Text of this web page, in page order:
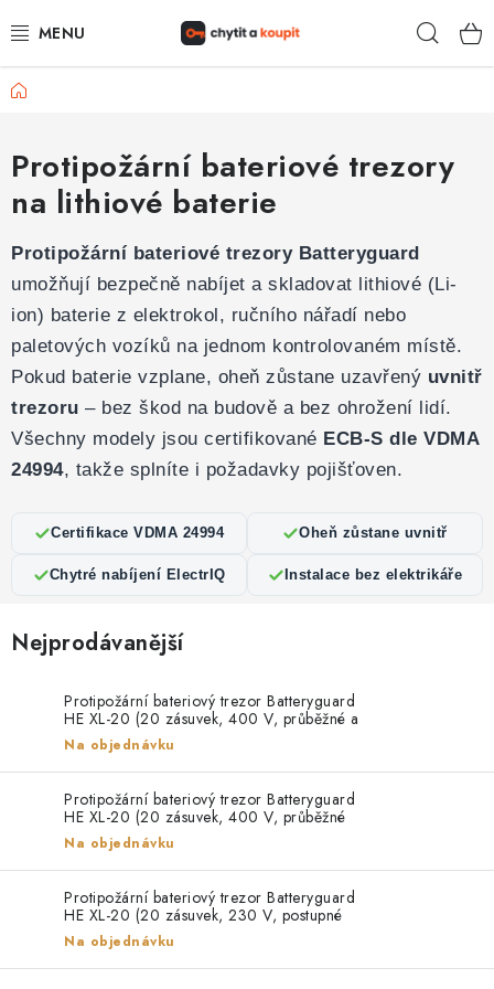
na
DŮM, BYT, ZAHRADA
ZÁMEČNICTVÍ - ZABEZPEČENÍ
KANCELÁŘ
TREZORY A SEJFY
ZÁMEČNICKÉ SLUŽBY
KONTAKTY
O NÁS
MOJE OBJEDNÁVKA
OBCHODNÍ PODMÍNKY
NAŠE VÝHODY
REFERENCE
VELKOOBCHOD
AKTUALITY
ODSTOUPENÍ OD SMLOUVY
Domů
Protipožární bateriové trezory
na lithiové baterie
Protipožární bateriové trezory Batteryguard
umožňují bezpečně nabíjet a skladovat lithiové (Li-
ion) baterie z elektrokol, ručního nářadí nebo
paletových vozíků na jednom kontrolovaném místě.
Pokud baterie vzplane, oheň zůstane uzavřený uvnitř
trezoru – bez škod na budově a bez ohrožení lidí.
Všechny modely jsou certifikované ECB-S dle VDMA
24994, takže splníte i požadavky pojišťoven.
Certifikace VDMA 24994 Oheň zůstane uvnitř
Chytré nabíjení ElectrIQ Instalace bez elektrikáře
Nejprodávanější
Protipožární bateriový trezor Batteryguard
HE XL-20 (20 zásuvek, 400 V, průběžné a
postupné nabíjení)
Na objednávku
Protipožární bateriový trezor Batteryguard
HE XL-20 (20 zásuvek, 400 V, průběžné
nabíjení)
Na objednávku
Protipožární bateriový trezor Batteryguard
HE XL-20 (20 zásuvek, 230 V, postupné
nabíjení)
Na objednávku